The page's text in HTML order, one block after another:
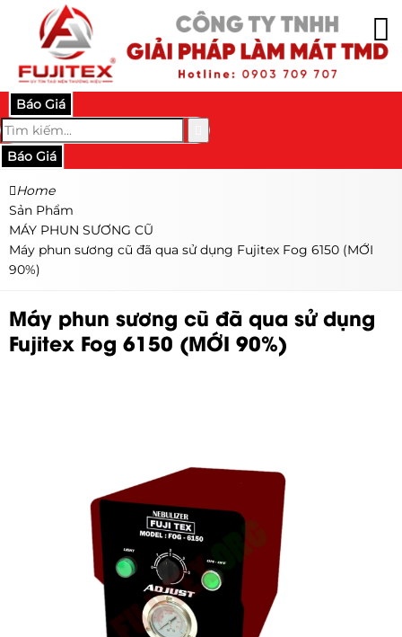
Báo Giá
Báo Giá
Home
Sản Phẩm
MÁY PHUN SƯƠNG CŨ
Máy phun sương cũ đã qua sử dụng Fujitex Fog 6150 (MỚI
90%)
Máy phun sương cũ đã qua sử dụng
Fujitex Fog 6150 (MỚI 90%)